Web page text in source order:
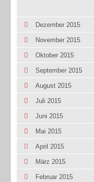
Dezember 2015
November 2015
Oktober 2015
September 2015
August 2015
Juli 2015
Juni 2015
Mai 2015
April 2015
März 2015
Februar 2015